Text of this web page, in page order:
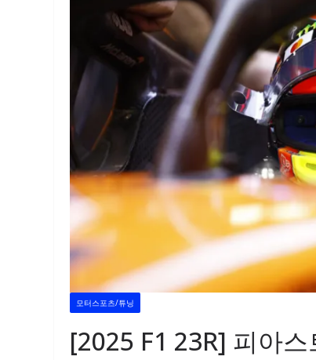
모터스포츠/튜닝
[2025 F1 23R] 피아